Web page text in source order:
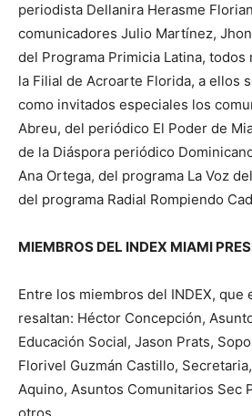
periodista Dellanira Herasme
comunicadores Julio Martínez,
del Programa Primicia Latina,
la Filial de Acroarte Florida, a ellos
como invitados especiales los
Abreu, del periódico El Poder de
de la Diáspora periódico
Ana Ortega, del programa La Voz
del programa Radial Rompiendo
MIEMBROS DEL INDEX MIAMI
Entre los miembros del INDEX,
resaltan: Héctor Concepción,
Educación Social, Jason Prats,
Florivel Guzmán Castillo,
Aquino, Asuntos Comunitarios Sec